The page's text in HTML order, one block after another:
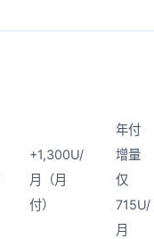
+1,300U/
月（月
付）
年付
增量
仅
715U/
月